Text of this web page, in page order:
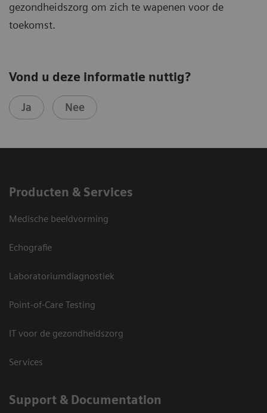
gezondheidszorg om zich te wapenen voor de
toekomst.
Vond u deze informatie nuttig?
Ja Nee
Producten & Services
Medische beeldvorming
Echografie
Laboratoriumdiagnostiek
Point-of-Care Testing
IT voor de gezondheidszorg
Services
Support & Documentation